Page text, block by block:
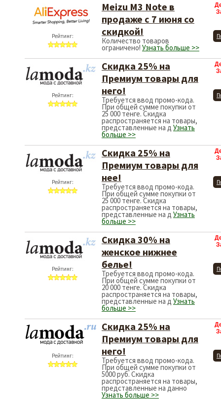
Рейтинг:
Meizu M3 Note в
продаже с 7 июня со
скидкой!
Количество товаров
ограничено! Узнать больше >>
Рейтинг:
Скидка 25% на
Премиум товары для
него!
Требуется ввод промо-кода.
При общей сумме покупки от
25 000 тенге. Скидка
распространяется на товары,
представленные на д Узнать
больше >>
Рейтинг:
Скидка 25% на
Премиум товары для
нее!
Требуется ввод промо-кода.
При общей сумме покупки от
25 000 тенге. Скидка
распространяется на товары,
представленные на д Узнать
больше >>
Рейтинг:
Скидка 30% на
женское нижнее
белье!
Требуется ввод промо-кода.
При общей сумме покупки от
20 000 тенге. Скидка
распространяется на товары,
представленные на д Узнать
больше >>
Рейтинг:
Скидка 25% на
Премиум товары для
него!
Требуется ввод промо-кода.
При общей сумме покупки от
5000 руб. Скидка
распространяется на товары,
представленные на данно
Узнать больше >>